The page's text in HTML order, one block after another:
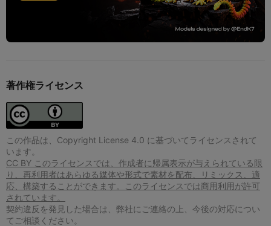
著作権ライセンス
この作品は、Copyright License 4.0 に基づいてライセンスされて
います。
CC BY このライセンスでは、作成者に帰属表示が与えられている限
り、再利用者はあらゆる媒体や形式で素材を配布、リミックス、適
応、構築することができます。このライセンスでは商用利用が許可
されています。
契約違反を発見した場合は、弊社にご連絡の上、今後の対応につい
てご相談ください。